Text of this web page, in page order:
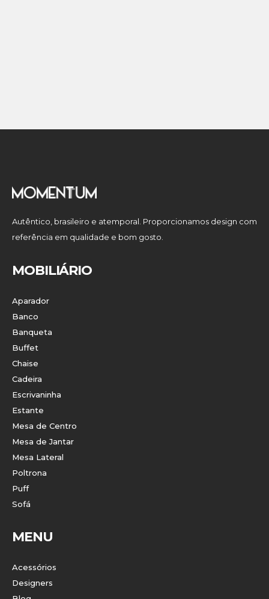
Autêntico, brasileiro e atemporal. Proporcionamos design com
referência em qualidade e bom gosto.
MOBILIÁRIO
Aparador
Banco
Banqueta
Buffet
Chaise
Cadeira
Escrivaninha
Estante
Mesa de Centro
Mesa de Jantar
Mesa Lateral
Poltrona
Puff
Sofá
MENU
Acessórios
Designers